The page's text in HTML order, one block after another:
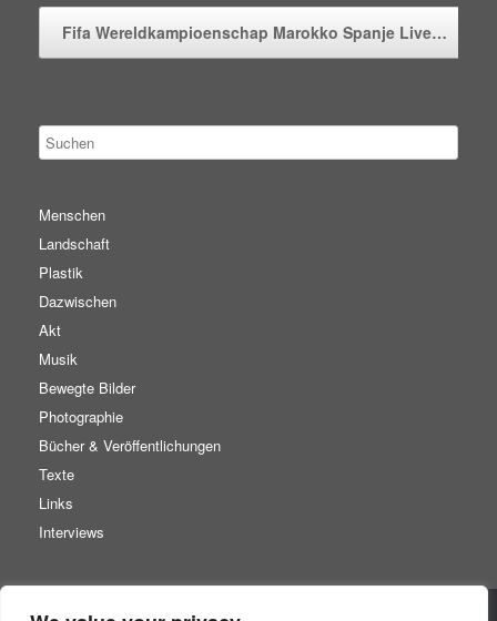
Fifa Wereldkampioenschap Marokko Spanje Live…
Menschen
Landschaft
Plastik
Dazwischen
Akt
Musik
Bewegte Bilder
Photographie
Bücher & Veröffentlichungen
Texte
Links
Interviews